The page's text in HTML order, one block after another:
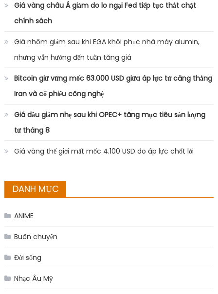
Giá vàng châu Á giảm do lo ngại Fed tiếp tục thắt chặt
chính sách
Giá nhôm giảm sau khi EGA khôi phục nhà máy alumin,
nhưng vẫn hướng đến tuần tăng giá
Bitcoin giữ vững mốc 63.000 USD giữa áp lực từ căng thẳng
Iran và cổ phiếu công nghệ
Giá dầu giảm nhẹ sau khi OPEC+ tăng mục tiêu sản lượng
từ tháng 8
Giá vàng thế giới mất mốc 4.100 USD do áp lực chốt lời
DANH MỤC
ANIME
Buôn chuyện
Đời sống
Nhạc Âu Mỹ